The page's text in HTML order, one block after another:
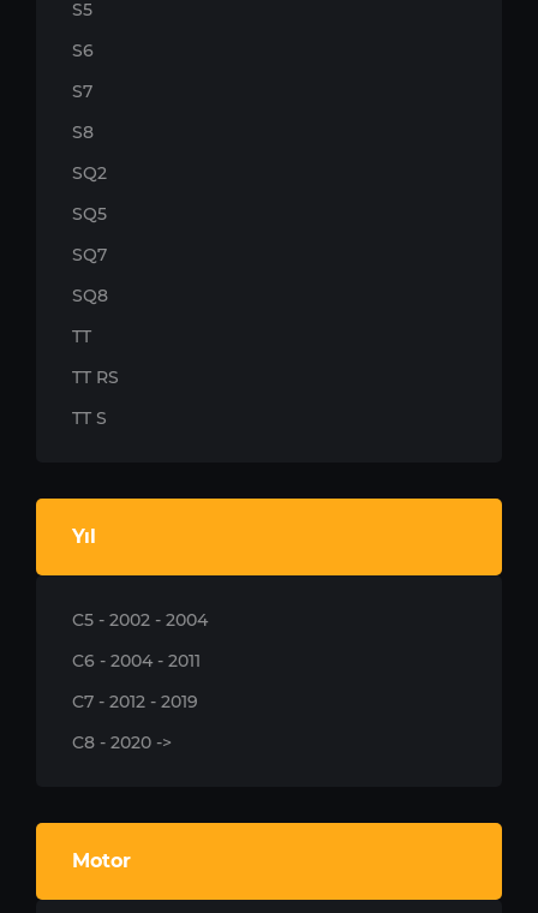
S5
S6
S7
S8
SQ2
SQ5
SQ7
SQ8
TT
TT RS
TT S
Yıl
C5 - 2002 - 2004
C6 - 2004 - 2011
C7 - 2012 - 2019
C8 - 2020 ->
Motor